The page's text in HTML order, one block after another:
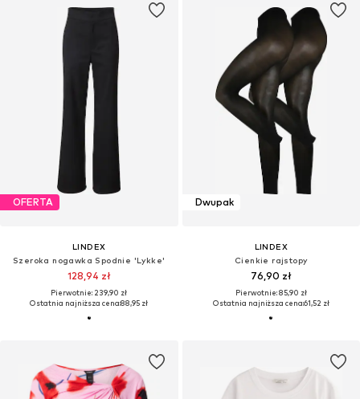
OFERTA
LINDEX
Szeroka nogawka Spodnie 'Lykke'
128,94 zł
Pierwotnie: 239,90 zł
Ostatnia najniższa cena:88,95 zł
Dwupak
LINDEX
Cienkie rajstopy
76,90 zł
Pierwotnie: 85,90 zł
Ostatnia najniższa cena:61,52 zł